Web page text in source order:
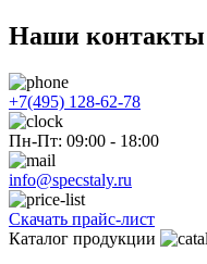
Наши контакты
+7(495) 128-62-78
Пн-Пт: 09:00 - 18:00
info@specstaly.ru
Скачать прайс-лист
Каталог продукции